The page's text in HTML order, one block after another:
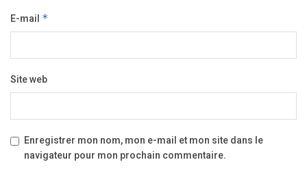
E-mail *
Site web
Enregistrer mon nom, mon e-mail et mon site dans le
navigateur pour mon prochain commentaire.